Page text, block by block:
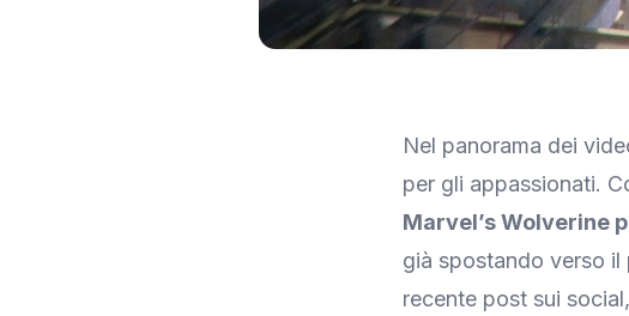
Nel panorama dei
per gli appassionati.
Marvel’s Wolverine
già spostando verso
recente post sui